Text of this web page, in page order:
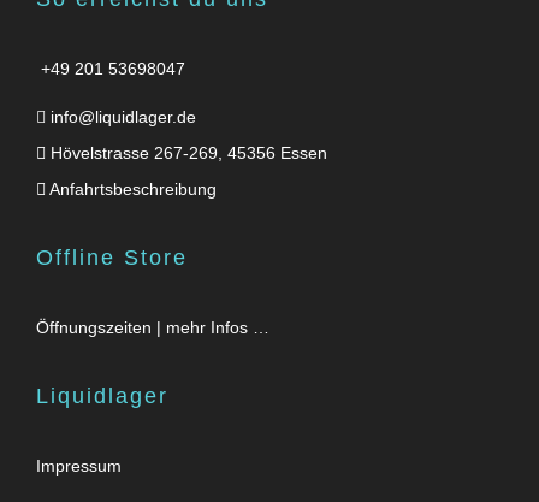
+49 201 53698047
info@liquidlager.de
Hövelstrasse 267-269, 45356 Essen
Anfahrtsbeschreibung
Offline Store
Öffnungszeiten | mehr Infos …
Liquidlager
Impressum